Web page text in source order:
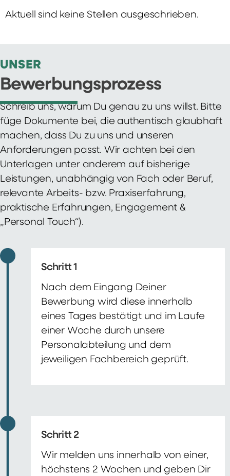
Aktuell sind keine Stellen ausgeschrieben.
UNSER
Bewerbungsprozess
Schreib uns, warum Du genau zu uns willst. Bitte
füge Dokumente bei, die authentisch glaubhaft
machen, dass Du zu uns und unseren
Anforderungen passt. Wir achten bei den
Unterlagen unter anderem auf bisherige
Leistungen, unabhängig von Fach oder Beruf,
relevante Arbeits- bzw. Praxiserfahrung,
praktische Erfahrungen, Engagement &
„Personal Touch“).
Schritt 1
Nach dem Eingang Deiner
Bewerbung wird diese innerhalb
eines Tages bestätigt und im Laufe
einer Woche durch unsere
Personalabteilung und dem
jeweiligen Fachbereich geprüft.
Schritt 2
Wir melden uns innerhalb von einer,
höchstens 2 Wochen und geben Dir